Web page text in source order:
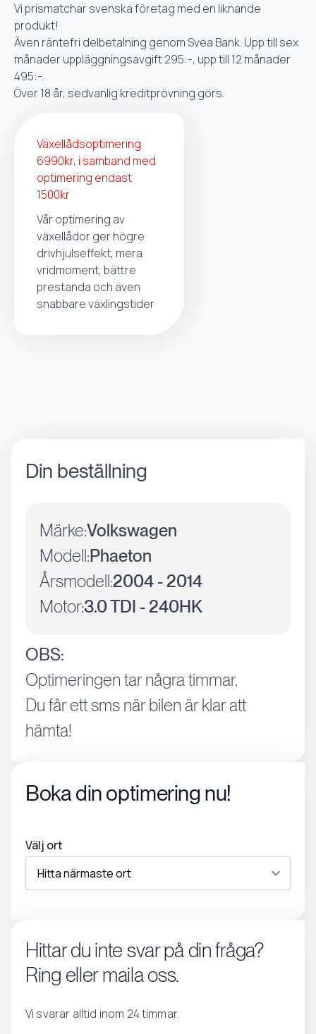
Vi prismatchar svenska företag med en liknande
produkt!
Även räntefri delbetalning genom Svea Bank. Upp till sex
månader uppläggningsavgift 295:-, upp till 12 månader
495:-.
Över 18 år, sedvanlig kreditprövning görs.
Växellådsoptimering
6990kr, i samband med
optimering endast
1500kr
Vår optimering av
växellådor ger högre
drivhjulseffekt, mera
vridmoment, bättre
prestanda och även
snabbare växlingstider
Din beställning
Märke:Volkswagen
Modell:Phaeton
Årsmodell:2004 - 2014
Motor:3.0 TDI - 240HK
OBS:
Optimeringen tar några timmar.
Du får ett sms när bilen är klar att
hämta!
Boka din optimering nu!
Välj ort
Hittar du inte svar på din fråga?
Ring eller maila oss.
Vi svarar alltid inom 24 timmar.